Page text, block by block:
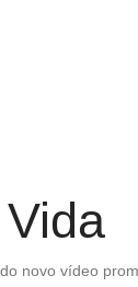
novo vídeo